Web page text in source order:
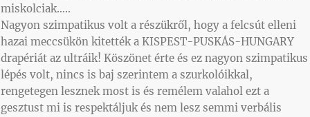
miskolciak…..
Nagyon szimpatikus volt a részükről, hogy a felcsút elleni
hazai meccsükön kitették a KISPEST-PUSKÁS-HUNGARY
drapériát az ultráik! Köszönet érte és ez nagyon szimpatikus
lépés volt, nincs is baj szerintem a szurkolóikkal,
rengetegen lesznek most is és remélem valahol ezt a
gesztust mi is respektáljuk és nem lesz semmi verbális